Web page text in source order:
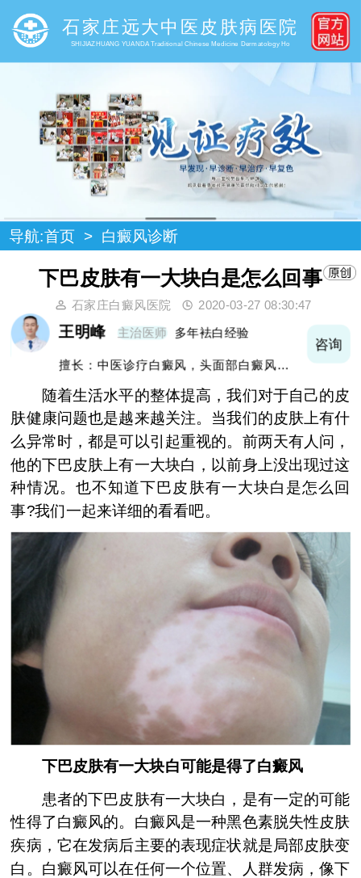
石家庄远大中医皮肤病医院
SHIJIAZHUANG YUANDA Traditional Chinese Medicine Dermatology Ho
导航:首页 > 白癜风诊断
下巴皮肤有一大块白是怎么回事
石家庄白癜风医院 2020-03-27 08:30:47
王明峰 主治医师 多年袪白经验
擅长：中医诊疗白癜风，头面部白癜风，青
咨询
随着生活水平的整体提高，我们对于自己的皮
肤健康问题也是越来越关注。当我们的皮肤上有什
么异常时，都是可以引起重视的。前两天有人问，
他的下巴皮肤上有一大块白，以前身上没出现过这
种情况。也不知道下巴皮肤有一大块白是怎么回
事?我们一起来详细的看看吧。
下巴皮肤有一大块白可能是得了白癜风
患者的下巴皮肤有一大块白，是有一定的可能
性得了白癜风的。白癜风是一种黑色素脱失性皮肤
疾病，它在发病后主要的表现症状就是局部皮肤变
白。白癜风可以在任何一个位置、人群发病，像下